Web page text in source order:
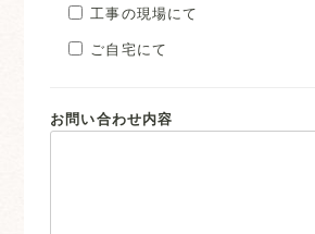
工事の現場にて
ご自宅にて
お問い合わせ内容